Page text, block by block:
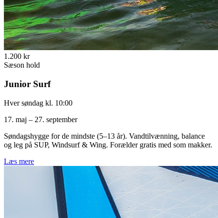
1.200 kr
Sæson hold
Junior Surf
Hver søndag kl. 10:00
17. maj – 27. september
Søndagshygge for de mindste (5–13 år). Vandtilvænning, balance
og leg på SUP, Windsurf & Wing. Forælder gratis med som makker.
Læs mere